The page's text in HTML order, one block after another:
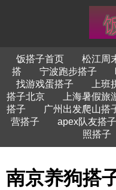
饭搭子首页 松江周
搭
宁波跑步搭子
找游戏蛋搭子
上班
搭子北京
上海暑假旅
搭子
广州出发爬山搭
营搭子
apex队友搭子
照搭子
南京养狗搭